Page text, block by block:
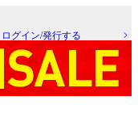
ログイン/発行する